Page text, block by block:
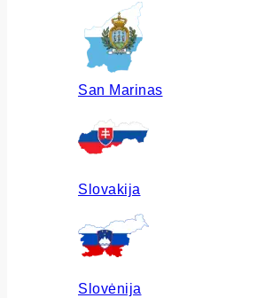
San Marinas
Slovakija
Slovėnija